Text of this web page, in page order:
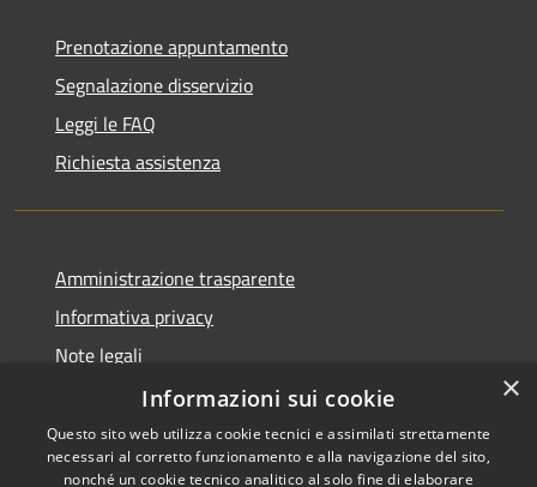
Prenotazione appuntamento
Segnalazione disservizio
Leggi le FAQ
Richiesta assistenza
Amministrazione trasparente
Informativa privacy
Note legali
Dichiarazione di accessibilità
×
Informazioni sui cookie
Questo sito web utilizza cookie tecnici e assimilati strettamente
necessari al corretto funzionamento e alla navigazione del sito,
nonché un cookie tecnico analitico al solo fine di elaborare